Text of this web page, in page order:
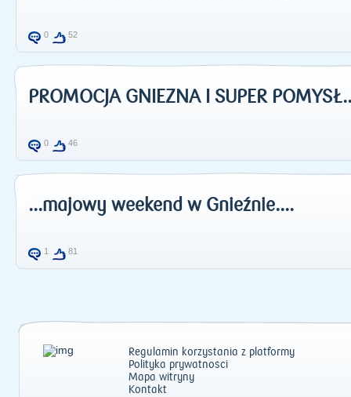
0 52
PROMOCJA GNIEZNA I SUPER
0 46
...majowy weekend w Gnieźnie....
1 81
Regulamin korzystania z platformy
Polityka prywatności
Mapa witryny
Kontakt